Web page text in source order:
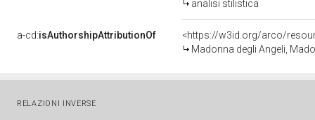
analisi stilistica
a-cd:isAuthorshipAttributionOf
<https://w3id.org/arco/
Madonna degli Angeli,
RELAZIONI INVERSE